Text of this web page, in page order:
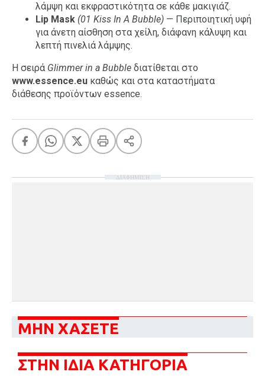
λάμψη και εκφραστικότητα σε κάθε μακιγιάζ.
Lip Mask (01 Kiss In A Bubble) — Περιποιητική υφή
για άνετη αίσθηση στα χείλη, διάφανη κάλυψη και
λεπτή πινελιά λάμψης.
Η σειρά Glimmer in a Bubble διατίθεται στο
www.essence.eu καθώς και στα καταστήματα
διάθεσης προϊόντων essence.
ΔΙΑΦΗΜΙΣΗ
ΜΗΝ ΧΑΣΕΤΕ
ΣΤΗΝ ΙΔΙΑ ΚΑΤΗΓΟΡΙΑ